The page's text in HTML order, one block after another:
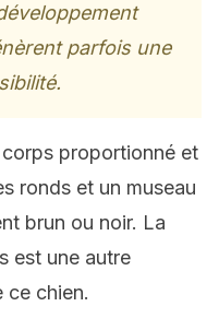
parfois une
corps proportionné et
ronds et un museau
brun ou noir. La
est une autre
ce chien.